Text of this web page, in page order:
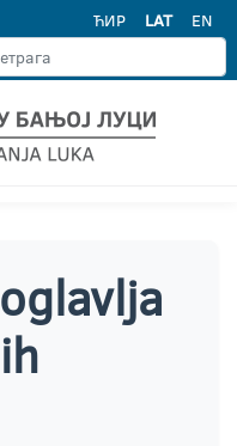
ЋИР LAT EN